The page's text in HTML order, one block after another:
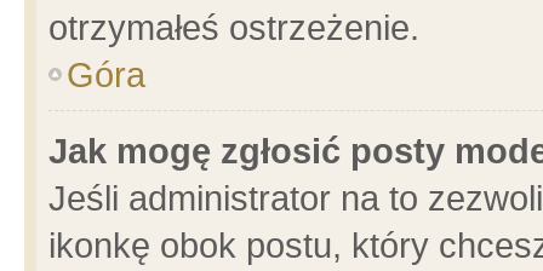
otrzymałeś ostrzeżenie.
Góra
Jak mogę zgłosić posty
Jeśli administrator na to
ikonkę obok postu, który